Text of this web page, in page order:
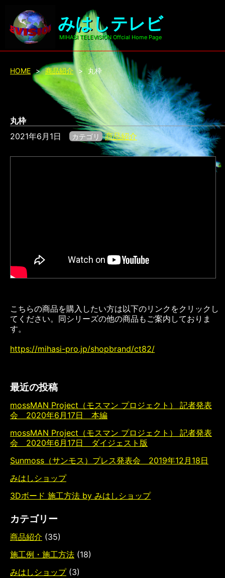
みはしテレビ
MIHASI TELEVISION Offcial Home Page
HOME > 商品紹介 > 丸枠
丸枠
2021年6月1日
カテゴリ 商品紹介
こちらの商品を購入したい方は以下のリンクをクリックし
てください。同シリーズの他の商品もご案内しておりま
す。
https://mihasi-pro.jp/shopbrand/ct82/
最近の投稿
mossMAN Project（モスマン プロジェクト） 記者発表
会 2020年6月17日 本編
mossMAN Project（モスマン プロジェクト） 記者発表
会 2020年6月17日 ダイジェスト版
Sunmoss（サンモス）プレス発表会 2019年12月18日
みはしショップ
3Dボード 施工方法 by みはしショップ
カテゴリー
商品紹介 (35)
施工例・施工方法 (18)
みはしショップ(3)